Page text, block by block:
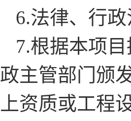
6.法律、行
7.根据本项
政主管部门颁
上资质或工程